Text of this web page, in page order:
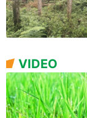
VIDEO